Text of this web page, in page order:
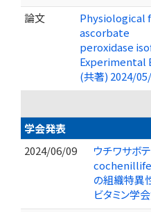
論文
Physiological
ascorbate
peroxidase
Experimental
(共著) 2024/
学会発表
2024/06/09
ウチワサボ
の組織特異
ビタミン学